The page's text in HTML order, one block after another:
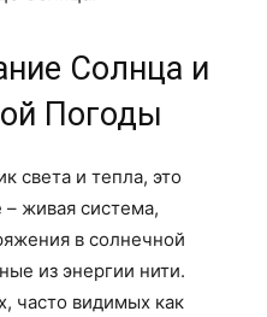
Солнца и
Погоды
света и тепла, это
– живая система,
в солнечной
из энергии нити.
часто видимых как